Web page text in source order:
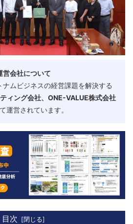
営会社について
ナムビジネスの経営課題を解決する
ィング会社、ONE-VALUE株式会社
運営されています。
目次